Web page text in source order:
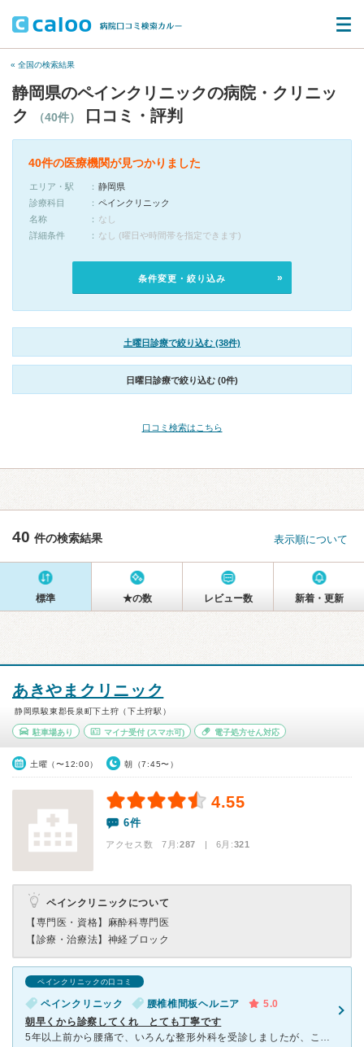
« 全国の検索結果
静岡県のペインクリニックの病院・クリニッ
ク
（40件） 口コミ・評判
40件の医療機関が見つかりました
エリア・駅
静岡県
診療科目
ペインクリニック
名称
なし
詳細条件
なし (曜日や時間帯を指定できます)
条件変更・絞り込み
土曜日診療で絞り込む (38件)
日曜日診療で絞り込む (0件)
口コミ検索はこちら
40 件の検索結果 表示順について
標準 ★の数 レビュー数 新着・更新
あきやまクリニック
静岡県駿東郡長泉町下土狩（下土狩駅）
駐車場あり マイナ受付(スマホ可) 電子処方せん対応
土曜（〜12:00） 朝（7:45〜）
4.55
6件
アクセス数 7月:287 | 6月:321
ペインクリニックについて
【専門医・資格】 麻酔科専門医
【診療・治療法】 神経ブロック
ペインクリニックの口コミ
ペインクリニック 腰椎椎間板ヘルニア
5.0
朝早くから診察してくれ とても丁寧です
5年以上前から腰痛で、いろんな整形外科を受診しましたが、こちらの病院は本当に親切、丁寧に診察してくれます。 椎間板ヘルニアでブロック注射をしてもらいますが、今までのどこの病院よりも痛みもなく、そ